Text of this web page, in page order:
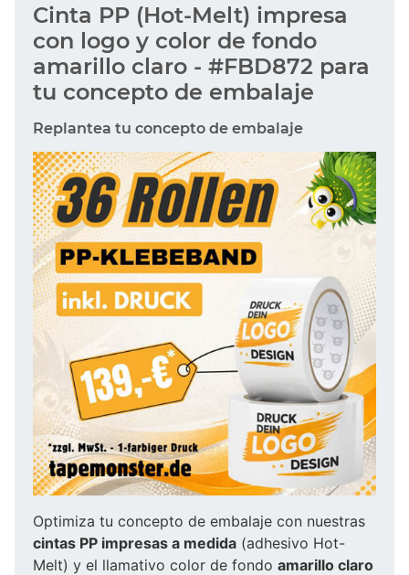
Cinta PP (Hot-Melt) impresa
con logo y color de fondo
amarillo claro - #FBD872 para
tu concepto de embalaje
Replantea tu concepto de embalaje
Optimiza tu concepto de embalaje con nuestras
cintas PP impresas a medida (adhesivo Hot-
Melt) y el llamativo color de fondo amarillo claro